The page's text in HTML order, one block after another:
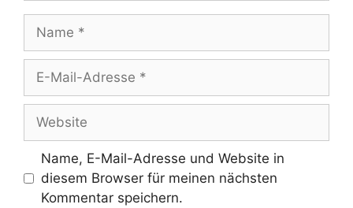
Mail-
Adresse
Name, E-Mail-Adresse und Website in
diesem Browser für meinen nächsten
Kommentar speichern.